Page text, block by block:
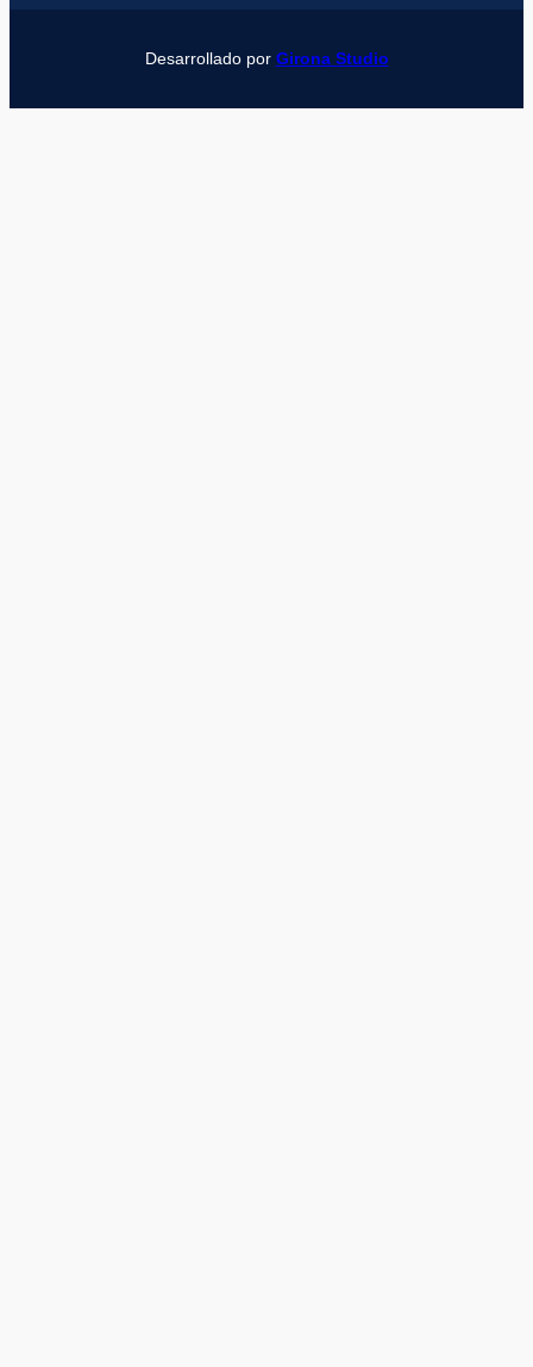
Desarrollado por Girona Studio